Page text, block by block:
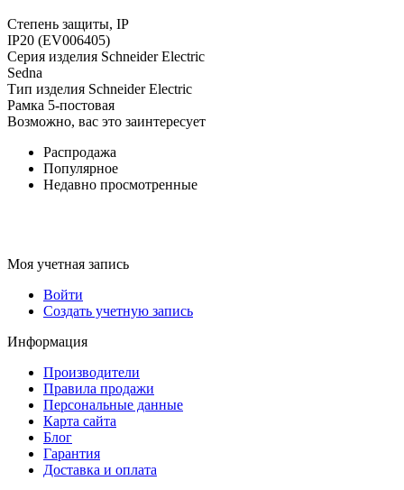
Степень защиты, IP
IP20 (EV006405)
Серия изделия Schneider Electric
Sedna
Тип изделия Schneider Electric
Рамка 5-постовая
Возможно, вас это заинтересует
Распродажа
Популярное
Недавно просмотренные
Моя учетная запись
Войти
Создать учетную запись
Информация
Производители
Правила продажи
Персональные данные
Карта сайта
Блог
Гарантия
Доставка и оплата